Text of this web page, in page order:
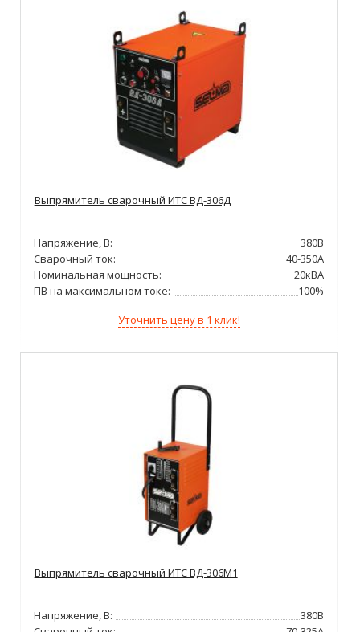
Выпрямитель сварочный ИТС ВД-306Д
Напряжение, В:
380В
Сварочный ток:
40-350А
Номинальная мощность:
20кВА
ПВ на максимальном токе:
100%
Уточнить цену в 1 клик!
Выпрямитель сварочный ИТС ВД-306М1
Напряжение, В:
380В